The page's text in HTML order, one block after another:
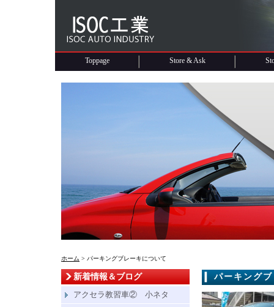
Toppage Store & Ask
ホーム > パーキングブレーキについて
パーキング
新着情報＆ブログ
アクセラ教習車② 小ネタ